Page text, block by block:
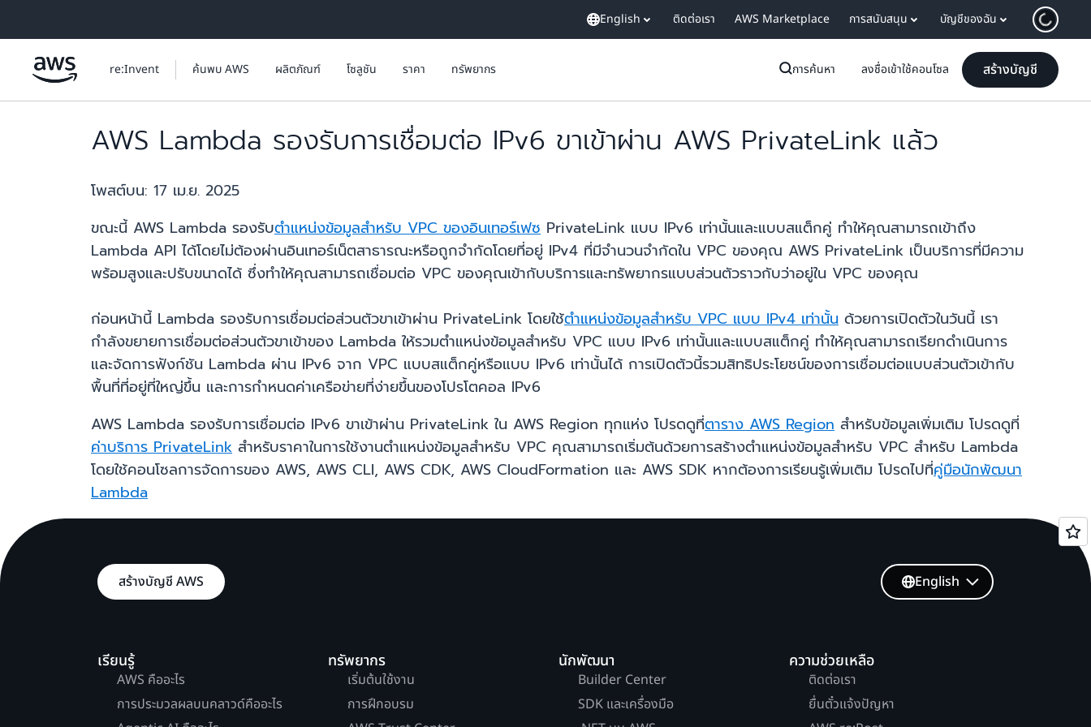
English ติดต่อเรา AWS Marketplace การสนับสนุน บัญชีของฉัน
re:Invent ค้นพบ AWS ผลิตภัณฑ์ โซลูชัน ราคา ทรัพยากร การค้นหา ลงชื่อเข้าใช้คอนโซล สร้างบัญชี
AWS Lambda รองรับการเชื่อมต่อ IPv6 ขาเข้าผ่าน AWS PrivateLink แล้ว
โพสต์บน: 17 เม.ย. 2025
ขณะนี้ AWS Lambda รองรับตำแหน่งข้อมูลสำหรับ VPC ของอินเทอร์เฟซ PrivateLink แบบ IPv6 เท่านั้นและแบบสแต็กคู่ ทำให้คุณสามารถเข้าถึง
Lambda API ได้โดยไม่ต้องผ่านอินเทอร์เน็ตสาธารณะหรือถูกจำกัดโดยที่อยู่ IPv4 ที่มีจำนวนจำกัดใน VPC ของคุณ AWS PrivateLink เป็นบริการที่มีความ
พร้อมสูงและปรับขนาดได้ ซึ่งทำให้คุณสามารถเชื่อมต่อ VPC ของคุณเข้ากับบริการและทรัพยากรแบบส่วนตัวราวกับว่าอยู่ใน VPC ของคุณ
ก่อนหน้านี้ Lambda รองรับการเชื่อมต่อส่วนตัวขาเข้าผ่าน PrivateLink โดยใช้ตำแหน่งข้อมูลสำหรับ VPC แบบ IPv4 เท่านั้น ด้วยการเปิดตัวในวันนี้ เรา
กำลังขยายการเชื่อมต่อส่วนตัวขาเข้าของ Lambda ให้รวมตำแหน่งข้อมูลสำหรับ VPC แบบ IPv6 เท่านั้นและแบบสแต็กคู่ ทำให้คุณสามารถเรียกดำเนินการ
และจัดการฟังก์ชัน Lambda ผ่าน IPv6 จาก VPC แบบสแต็กคู่หรือแบบ IPv6 เท่านั้นได้ การเปิดตัวนี้รวมสิทธิประโยชน์ของการเชื่อมต่อแบบส่วนตัวเข้ากับ
พื้นที่ที่อยู่ที่ใหญ่ขึ้น และการกำหนดค่าเครือข่ายที่ง่ายขึ้นของโปรโตคอล IPv6
AWS Lambda รองรับการเชื่อมต่อ IPv6 ขาเข้าผ่าน PrivateLink ใน AWS Region ทุกแห่ง โปรดดูที่ตาราง AWS Region สำหรับข้อมูลเพิ่มเติม โปรดดูที่
ค่าบริการ PrivateLink สำหรับราคาในการใช้งานตำแหน่งข้อมูลสำหรับ VPC คุณสามารถเริ่มต้นด้วยการสร้างตำแหน่งข้อมูลสำหรับ VPC สำหรับ Lambda
โดยใช้คอนโซลการจัดการของ AWS, AWS CLI, AWS CDK, AWS CloudFormation และ AWS SDK หากต้องการเรียนรู้เพิ่มเติม โปรดไปที่คู่มือนักพัฒนา
Lambda
สร้างบัญชี AWS
เรียนรู้
AWS คืออะไร
การประมวลผลบนคลาวด์คืออะไร
ทรัพยากร
เริ่มต้นใช้งาน
การฝึกอบรม
นักพัฒนา
Builder Center
SDK และเครื่องมือ
ความช่วยเหลือ
ติดต่อเรา
ยื่นตั๋วแจ้งปัญหา
English